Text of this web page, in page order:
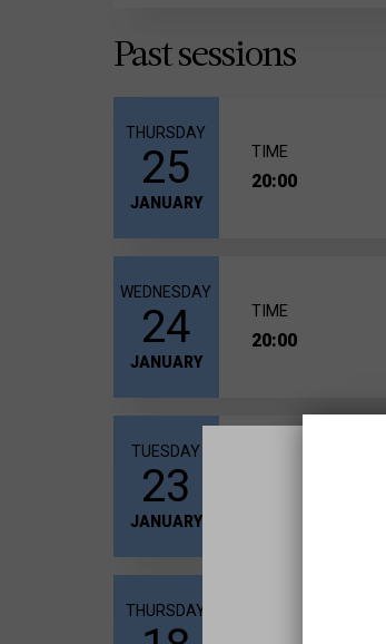
Past sessions
THURSDAY
25
JANUARY
TIME
20:00
WEDNESDAY
24
JANUARY
TIME
20:00
TUESDAY
23
JANUARY
THURSDAY